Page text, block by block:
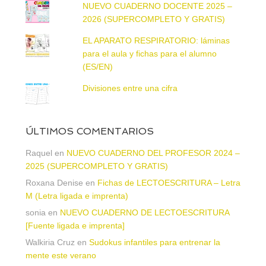
NUEVO CUADERNO DOCENTE 2025 –
2026 (SUPERCOMPLETO Y GRATIS)
EL APARATO RESPIRATORIO: láminas
para el aula y fichas para el alumno
(ES/EN)
Divisiones entre una cifra
ÚLTIMOS COMENTARIOS
Raquel en NUEVO CUADERNO DEL PROFESOR 2024 –
2025 (SUPERCOMPLETO Y GRATIS)
Roxana Denise en Fichas de LECTOESCRITURA – Letra
M (Letra ligada e imprenta)
sonia en NUEVO CUADERNO DE LECTOESCRITURA
[Fuente ligada e imprenta]
Walkiria Cruz en Sudokus infantiles para entrenar la
mente este verano